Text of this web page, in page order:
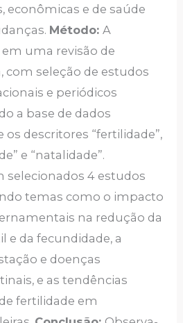
econômicas e de saúde
Método:A
uma revisão de
com seleção de estudos
e periódicos
a base de dados
os descritores “fertilidade”,
e “natalidade”.
selecionados 4 estudos
temas como o impacto
na redução da
da fecundidade, a
e doenças
e as tendências
fertilidade em